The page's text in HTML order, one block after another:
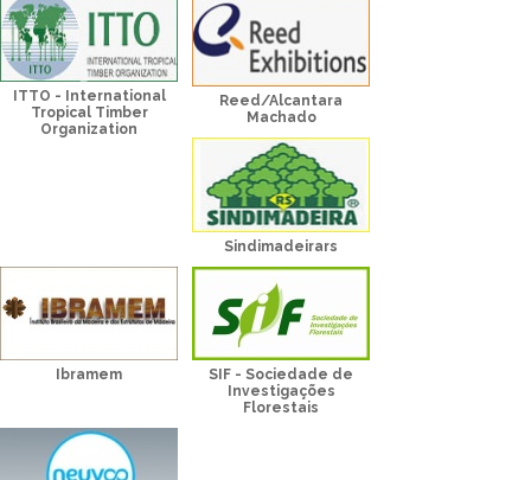
ITTO - International
Tropical Timber
Organization
Reed/Alcantara
Machado
Sindimadeirars
Ibramem
SIF - Sociedade de
Investigações
Florestais